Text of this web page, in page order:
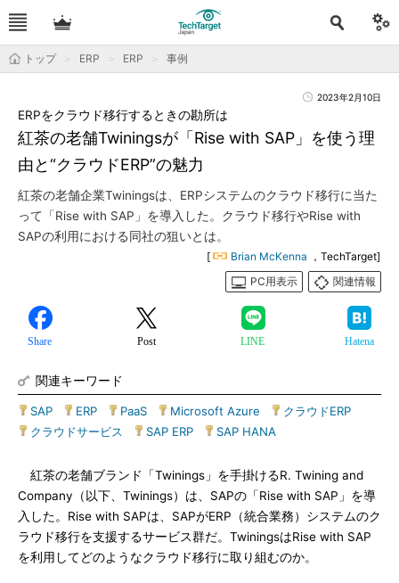
トップ ERP ERP 事例
2023年2月10日
紅茶の老舗Twiningsが「Rise with SAP」を使う理
由と“クラウドERP”の魅力
ERPをクラウド移行するときの勘所は
紅茶の老舗企業Twiningsは、ERPシステムのクラウド移行に当た
って「Rise with SAP」を導入した。クラウド移行やRise with
SAPの利用における同社の狙いとは。
[ Brian McKenna ，TechTarget]
PC用表示
関連情報
Share Post LINE Hatena
関連キーワード
SAP ERP PaaS Microsoft Azure クラウドERP
クラウドサービス
SAP ERP SAP HANA
紅茶の老舗ブランド「Twinings」を手掛けるR. Twining and
Company（以下、Twinings）は、SAPの「Rise with SAP」を導
入した。Rise with SAPは、SAPがERP（統合業務）システムのク
ラウド移行を支援するサービス群だ。TwiningsはRise with SAP
を利用してどのようなクラウド移行に取り組むのか。